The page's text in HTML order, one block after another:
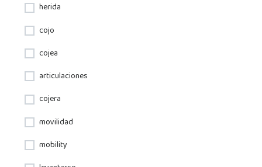
herida
cojo
cojea
articulaciones
cojera
movilidad
mobility